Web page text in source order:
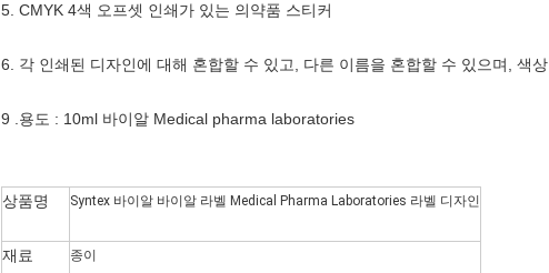
5. CMYK 4색 오프셋 인쇄가 있는 의약품 스티커
6. 각 인쇄된 디자인에 대해 혼합할 수 있고, 다른 이름을 혼합할 수 있으며, 색상
9 .용도 : 10ml 바이알 Medical pharma laboratories
상품명 Syntex 바이알 바이알 라벨 Medical Pharma Laboratories 라벨 디자인
재료 종이